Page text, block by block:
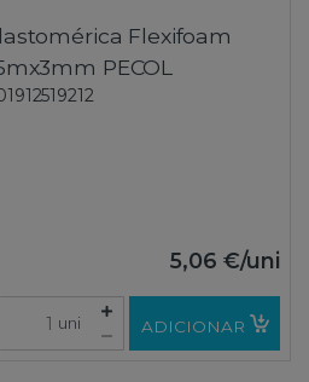
Flexifoam
PECOL
5,06 €/uni
uni ADICIONAR